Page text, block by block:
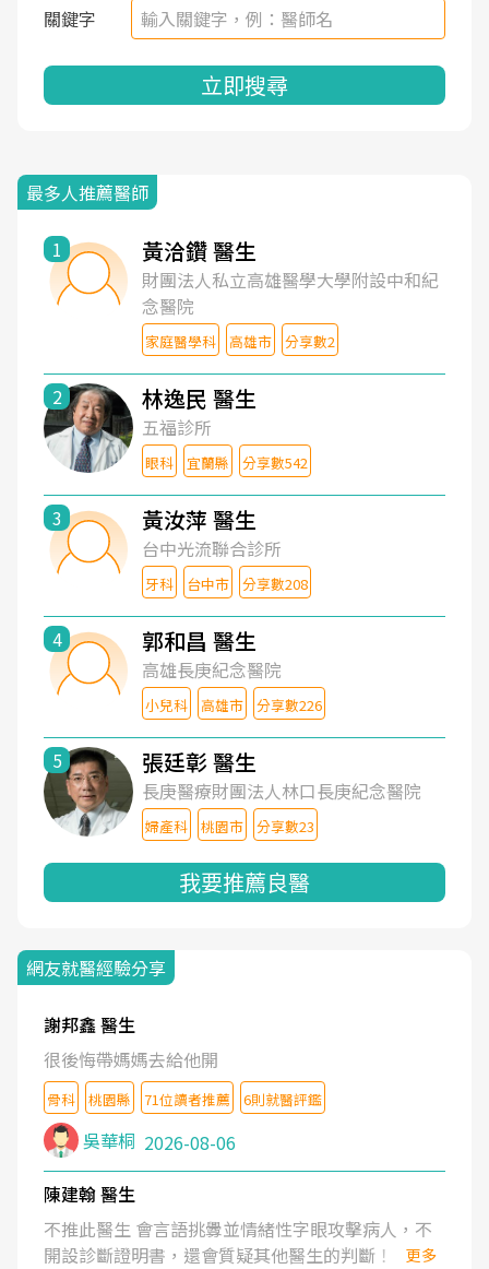
關鍵字
立即搜尋
最多人推薦醫師
1 黃洽鑽 醫生
財團法人私立高雄醫學大學附設中和紀
念醫院
家庭醫學科 高雄市 分享數2
2 林逸民 醫生
五福診所
眼科 宜蘭縣 分享數542
3 黃汝萍 醫生
台中光流聯合診所
牙科 台中市 分享數208
4 郭和昌 醫生
高雄長庚紀念醫院
小兒科 高雄市 分享數226
5 張廷彰 醫生
長庚醫療財團法人林口長庚紀念醫院
婦產科 桃園市 分享數23
我要推薦良醫
網友就醫經驗分享
謝邦鑫 醫生
很後悔帶媽媽去給他開
骨科 桃園縣 71位讀者推薦 6則就醫評鑑
吳華桐 2026-08-06
陳建翰 醫生
不推此醫生 會言語挑釁並情緒性字眼攻擊病人，不
開設診斷證明書，還會質疑其他醫生的判斷！
更多